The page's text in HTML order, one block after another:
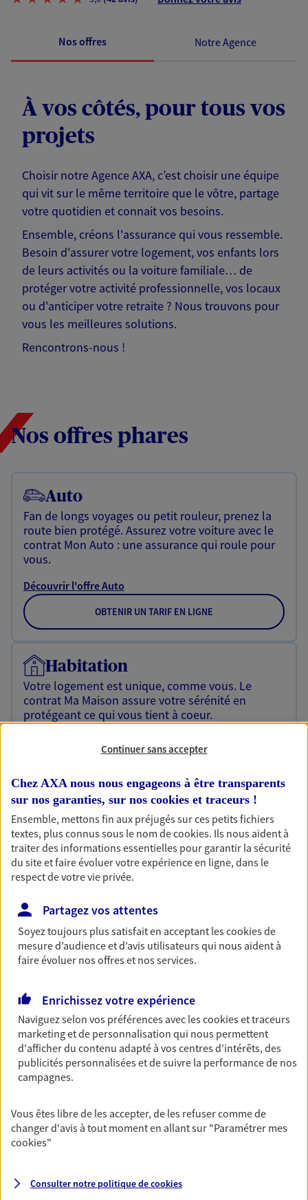
Nos offres Notre Agence
À vos côtés, pour tous vos
projets
Choisir notre Agence AXA, c’est choisir une équipe
qui vit sur le même territoire que le vôtre, partage
votre quotidien et connait vos besoins.
Ensemble, créons l'assurance qui vous ressemble.
Besoin d'assurer votre logement, vos enfants lors
de leurs activités ou la voiture familiale… de
protéger votre activité professionnelle, vos locaux
ou d'anticiper votre retraite ? Nous trouvons pour
vous les meilleures solutions.
Rencontrons-nous !
Nos offres phares
Auto
Fan de longs voyages ou petit rouleur, prenez la
route bien protégé. Assurez votre voiture avec le
contrat Mon Auto : une assurance qui roule pour
vous.
Découvrir l'offre Auto
OBTENIR UN TARIF EN LIGNE
Habitation
Votre logement est unique, comme vous. Le
contrat Ma Maison assure votre sérénité en
protégeant ce qui vous tient à coeur.
Garantie Accidents de la Vie
Bricoleuse, féru de jardinage, pâtissier en herbe
ou grande lectrice… personne n'est à l'abri d'un
accident du quotidien. Avec Ma Protection
Accident, protégez votre qualité de vie et vos
revenus.
Découvrir l'offre Garantie Accidents de la Vie
OBTENIR UN TARIF EN LIGNE
Multirisque Entreprise
Gagnez en simplicité et en sérénité avec votre
assurance multirisque entreprise. Un contrat
unique pour protéger vos locaux, matériels pro,
équipements et stocks… sans oublier votre
responsabilité civile.
Découvrir l'offre Multirisque Entreprise
DEMANDER UN DEVIS
Continuer sans accepter
Chez AXA nous nous engageons à être transparents
sur nos garanties, sur nos cookies et traceurs !
Ensemble, mettons fin aux préjugés sur ces petits fichiers
textes, plus connus sous le nom decookies. Ils nous aident à
traiter des informations essentielles pour garantir la sécurité
du site et faire évoluer votre expérience en ligne, dans le
respect de votre vie privée.
Partagez vos attentes
Soyez toujours plus satisfait en acceptant lescookiesde
mesure d’audience et d’avis utilisateurs qui nous aident à
faire évoluer nos offres et nos services.
Enrichissez votre expérience
Naviguez selon vos préférences avec lescookies et traceurs
marketing et de personnalisation qui nous permettent
d'afficher du contenu adapté à vos centres d'intérêts, des
publicités personnalisées et de suivre la performance de nos
campagnes.
Vous êtes libre de les accepter, de les refuser comme de
changer d'avis à tout moment en allant sur "Paramétrer mes
cookies"
Consulter notre politique decookies